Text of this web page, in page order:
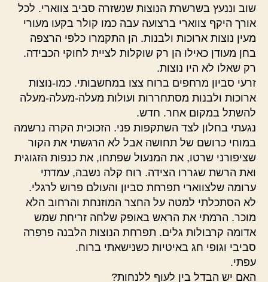
שוב וננעץ בשרשרת הנוצות שנשזרה סביב צווארי. לכל
אורך היקף צווארי ברצועה עבה כמו קולר בקעו מעורי
מעין נוצות ארוכות ולבנות. הן התקמרו כלפי הרצפה
בחן מעודן כאילו הן רק שוקלות לציית לחוקי הכבידה.
רק שאלו לא היו נוצות.
זרעי סביון מרחפים ברוח צצו במחשבותי. כמו-נוצות
ארוכות ולבנות מסתחררות ועולות מעלה-מעלה-מעלה
להשתל במקום אחר. חדש.
נגעתי בחלון לצד השתקפות פני. הזכוכית הקרה נרשמה
במוחי כרושם של תחושה אבל לא הרגשתי את הקור
שציפורני שרטו, את המנעול שפתחו, את כנפות הזגוגית
ואת הרשת שגררו הצידה. רוח קלה נשבה, עמדתי
ערומה שלצווארי תפרחת סביון והעולם פרוש לרגלי.
לא הסתכלתי למטה על החצר המוזנחת והרחוב הלא
מוכר. הרמתי את הראש באופק שלחה זריחת שמש
אדומה קרבולות גלים. תפרחת הנוצות הלבנה פרפרה
סביבי וגופי חג באיטיות כשנישאתי ברוח.
עפתי.
האם יש הבדל בין לעוף ללנחות?